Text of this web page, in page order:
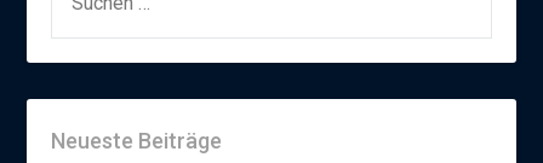
NACH:
Neueste Beiträge